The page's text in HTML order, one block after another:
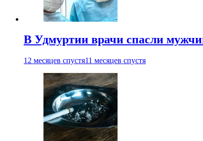
В Удмуртии врачи спасли
12 месяцев спустя11 месяцев спустя